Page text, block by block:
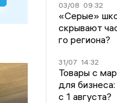
03/08 09:32
«Серые»
скрывают
го региона?
31/07 14:32
Товары с
для
с 1 августа?